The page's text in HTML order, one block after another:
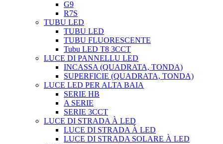
G9
R7S
TUBU LED
TUBU LED
TUBU FLUORESCENTE
Tubu LED T8 3CCT
LUCE DI PANNELLU LED
INCASSA (QUADRATA, TONDA)
SUPERFICIE (QUADRATA, TONDA)
LUCE LED PER ALTA BAIA
SERIE HB
A SERIE
SERIE 3CCT
LUCE DI STRADA À LED
LUCE DI STRADA À LED
LUCE DI STRADA SOLARE À LED